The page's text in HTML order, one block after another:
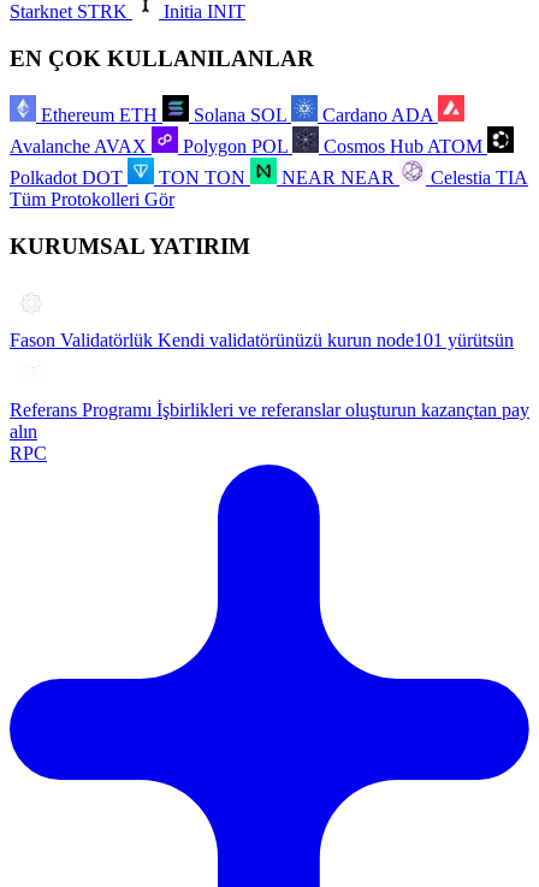
Starknet STRK Initia INIT
EN ÇOK KULLANILANLAR
Ethereum ETH Solana SOL Cardano ADA
Avalanche AVAX Polygon POL Cosmos Hub ATOM
Polkadot DOT TON TON NEAR NEAR Celestia TIA
Tüm Protokolleri Gör
KURUMSAL YATIRIM
Fason Validatörlük Kendi validatörünüzü kurun node101 yürütsün
Referans Programı İşbirlikleri ve referanslar oluşturun kazançtan pay
alın
RPC